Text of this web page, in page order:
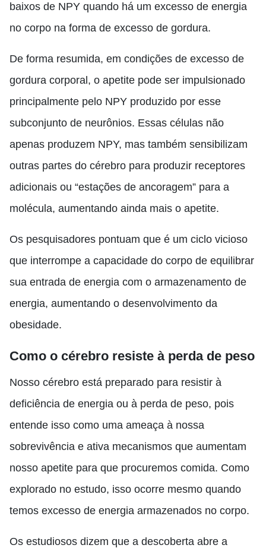
baixos de NPY quando há um excesso de energia
no corpo na forma de excesso de gordura.
De forma resumida, em condições de excesso de
gordura corporal, o apetite pode ser impulsionado
principalmente pelo NPY produzido por esse
subconjunto de neurônios. Essas células não
apenas produzem NPY, mas também sensibilizam
outras partes do cérebro para produzir receptores
adicionais ou “estações de ancoragem” para a
molécula, aumentando ainda mais o apetite.
Os pesquisadores pontuam que é um ciclo vicioso
que interrompe a capacidade do corpo de equilibrar
sua entrada de energia com o armazenamento de
energia, aumentando o desenvolvimento da
obesidade.
Como o cérebro resiste à perda de peso
Nosso cérebro está preparado para resistir à
deficiência de energia ou à perda de peso, pois
entende isso como uma ameaça à nossa
sobrevivência e ativa mecanismos que aumentam
nosso apetite para que procuremos comida. Como
explorado no estudo, isso ocorre mesmo quando
temos excesso de energia armazenados no corpo.
Os estudiosos dizem que a descoberta abre a